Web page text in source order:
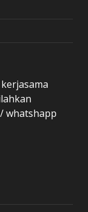
whatshapp